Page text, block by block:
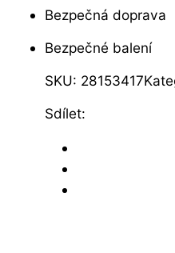
Bezpečná doprava
Bezpečné balení
SKU: 28153417
Sdílet: